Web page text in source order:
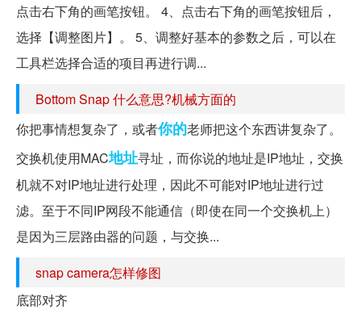
点击右下角的画笔按钮。 4、点击右下角的画笔按钮后，
选择【调整图片】。 5、调整好基本的参数之后，可以在
工具栏选择合适的项目再进行调...
Bottom Snap 什么意思?机械方面的
你把事情想复杂了，或者你的老师把这个东西讲复杂了。
交换机使用MAC地址寻址，而你说的地址是IP地址，交换
机就不对IP地址进行处理，因此不可能对IP地址进行过
滤。至于不同IP网段不能通信（即使在同一个交换机上）
是因为三层路由器的问题，与交换...
snap camera怎样修图
底部对齐